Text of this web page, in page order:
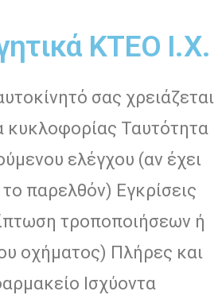
ΚΤΕΟ Ι.Χ.
σας χρειάζεται
κυκλοφορίας Ταυτότητα
ελέγχου (αν έχει
παρελθόν) Εγκρίσεις
τροποποιήσεων ή
οχήματος) Πλήρες και
Ισχύοντα